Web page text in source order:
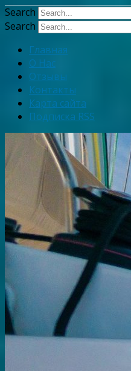
Search
Search
Главная
О Нас
Отзывы
Контакты
Карта сайта
Подписка RSS